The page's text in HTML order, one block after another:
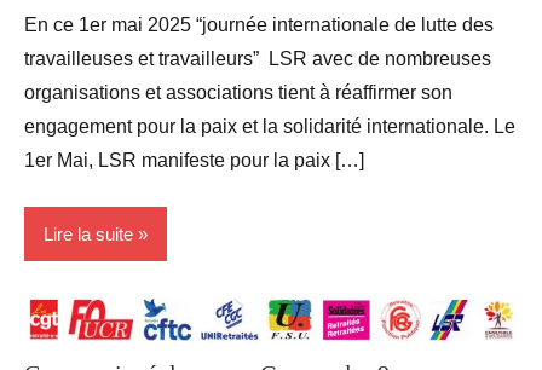
En ce 1er mai 2025 “journée internationale de lutte des
travailleuses et travailleurs” LSR avec de nombreuses
organisations et associations tient à réaffirmer son
engagement pour la paix et la solidarité internationale. Le
1er Mai, LSR manifeste pour la paix […]
Lire la suite
Blog